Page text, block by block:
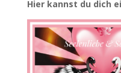
Hier kannst du dich